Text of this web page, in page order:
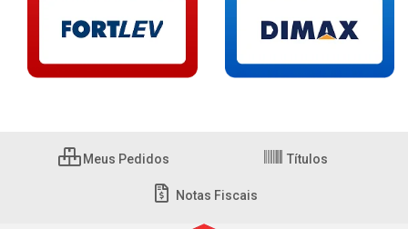
Meus Pedidos Títulos
Notas Fiscais